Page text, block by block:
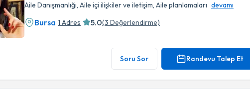
Aile Danışmanlığı, Aile içi ilişkiler ve iletişim, Aile planlamaları devamı
Bursa 1 Adres 5.0(3 Değerlendirme)
Soru Sor Randevu Talep Et